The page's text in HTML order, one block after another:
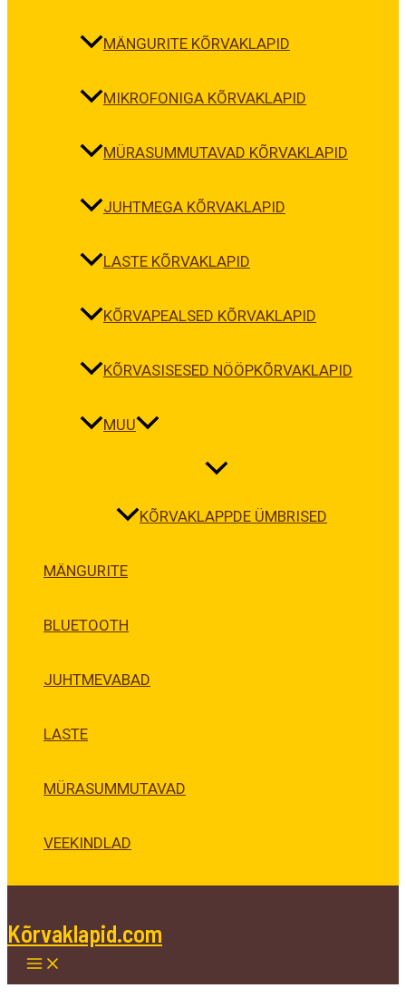
MÄNGURITE KÕRVAKLAPID
MIKROFONIGA KÕRVAKLAPID
MÜRASUMMUTAVAD KÕRVAKLAPID
JUHTMEGA KÕRVAKLAPID
LASTE KÕRVAKLAPID
KÕRVAPEALSED KÕRVAKLAPID
KÕRVASISESED NÖÖPKÕRVAKLAPID
MUU
KÕRVAKLAPPDE ÜMBRISED
MÄNGURITE
BLUETOOTH
JUHTMEVABAD
LASTE
MÜRASUMMUTAVAD
VEEKINDLAD
Kõrvaklapid.com